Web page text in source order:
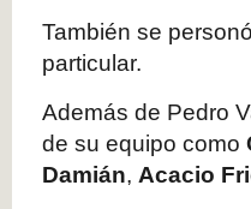
También se
particular.
Además de Pedro
de su equipo como
Damián, Acacio